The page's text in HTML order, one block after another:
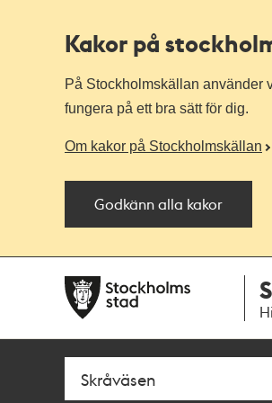
Kakor på
På Stockholmskällan använder
fungera på ett bra sätt för dig.
Om kakor på Stockholmskällan
Godkänn alla kakor
navigationen
huvudinnehållet
SökFritextsök